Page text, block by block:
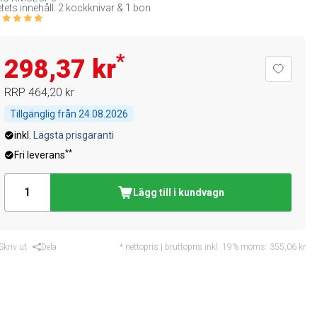
innehåll: 2 kockknivar & 1 bon
298,37 kr*
RRP 464,20 kr
Tillgänglig från 24.08.2026
inkl.
Lägsta prisgaranti
Fri leverans**
Lägg till i kundvagn
ut Dela * nettopris | bruttopris inkl. 19% moms: 355,06 kr